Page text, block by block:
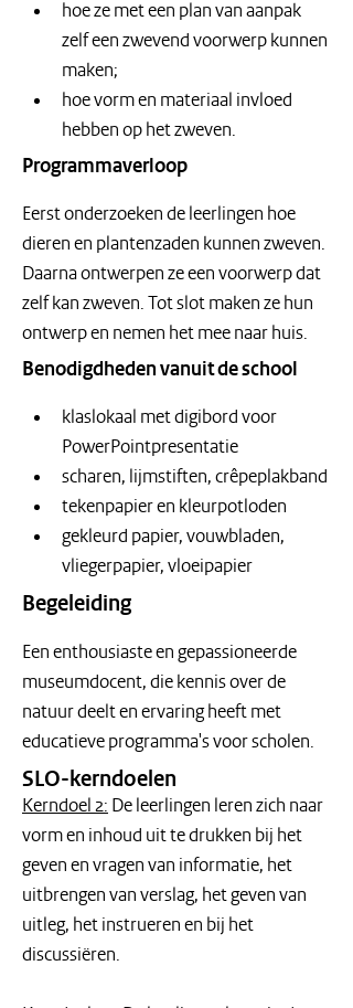
hoe ze met een plan van aanpak
zelf een zwevend voorwerp kunnen
maken;
hoe vorm en materiaal invloed
hebben op het zweven.
Programmaverloop
Eerst onderzoeken de leerlingen hoe
dieren en plantenzaden kunnen zweven.
Daarna ontwerpen ze een voorwerp dat
zelf kan zweven. Tot slot maken ze hun
ontwerp en nemen het mee naar huis.
Benodigdheden vanuit de school
klaslokaal met digibord voor
PowerPointpresentatie
scharen, lijmstiften, crêpeplakband
tekenpapier en kleurpotloden
gekleurd papier, vouwbladen,
vliegerpapier, vloeipapier
Begeleiding
Een enthousiaste en gepassioneerde
museumdocent, die kennis over de
natuur deelt en ervaring heeft met
educatieve programma's voor scholen.
SLO-kerndoelen
Kerndoel 2: De leerlingen leren zich naar
vorm en inhoud uit te drukken bij het
geven en vragen van informatie, het
uitbrengen van verslag, het geven van
uitleg, het instrueren en bij het
discussiëren.